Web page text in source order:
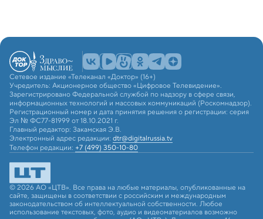
Сетевое издание «Телеканал «Доктор» (16+)
Учредитель: Акционерное общество «Цифровое Телевидение».
Зарегистрировано Федеральной службой по надзору в сфере связи,
информационных технологий и массовых коммуникаций (Роскомнадзор).
Регистрационный номер и дата принятия решения о регистрации: серия
Эл № ФС77-81999 от 18.10.2021 г.
Главный редактор: Закамская Э.В.
Электронный адрес редакции: dtr@digitalrussia.tv
Телефон редакции: +7 (499) 350-10-80
© 2026 АО «ЦТВ». Все права на любые материалы, опубликованные на
сайте, защищены в соответствии с российским и международным
законодательством об интеллектуальной собственности. Любое
использование текстовых, фото, аудио и видеоматериалов возможно